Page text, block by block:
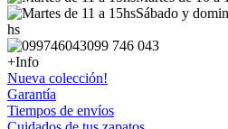
Sábado y
hs
099 746 043
+Info
Nueva colección!
Garantía
Tiempos de envíos